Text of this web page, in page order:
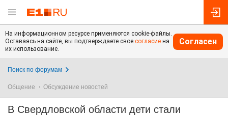
На информационном ресурсе применяются cookie-файлы.
Оставаясь на сайте, вы подтверждаете свое согласие на
их использование.
Согласен
Поиск по форумам
Общение Обсуждение новостей
В Свердловской области дети стали